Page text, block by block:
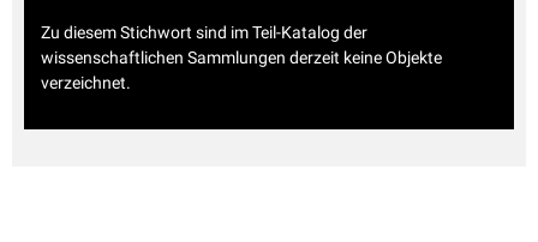
Zu diesem Stichwort sind im Teil-Katalog der
wissenschaftlichen Sammlungen derzeit keine Objekte
verzeichnet.